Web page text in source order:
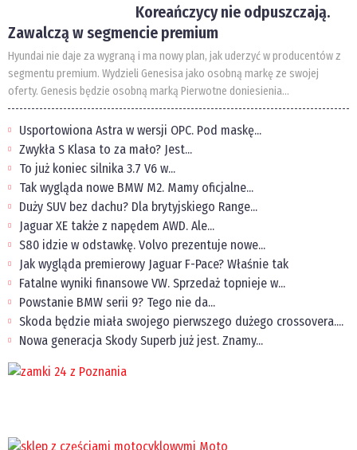
Koreańczycy nie odpuszczają.
Zawalczą w segmencie premium
Hyundai nie daje za wygraną i ma nowy plan, jak uderzyć w producentów z
segmentu premium. Wydzieli Genesisa jako osobną markę ze swojej
oferty. Genesis będzie osobną marką Pierwotne doniesienia...
Usportowiona Astra w wersji OPC. Pod maskę...
Zwykła S Klasa to za mało? Jest...
To już koniec silnika 3.7 V6 w...
Tak wygląda nowe BMW M2. Mamy oficjalne...
Duży SUV bez dachu? Dla brytyjskiego Range...
Jaguar XE także z napędem AWD. Ale...
S80 idzie w odstawkę. Volvo prezentuje nowe...
Jak wygląda premierowy Jaguar F-Pace? Właśnie tak
Fatalne wyniki finansowe VW. Sprzedaż topnieje w...
Powstanie BMW serii 9? Tego nie da...
Skoda będzie miała swojego pierwszego dużego crossovera....
Nowa generacja Skody Superb już jest. Znamy...